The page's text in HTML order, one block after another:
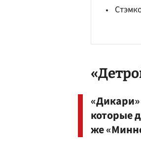
которые
же